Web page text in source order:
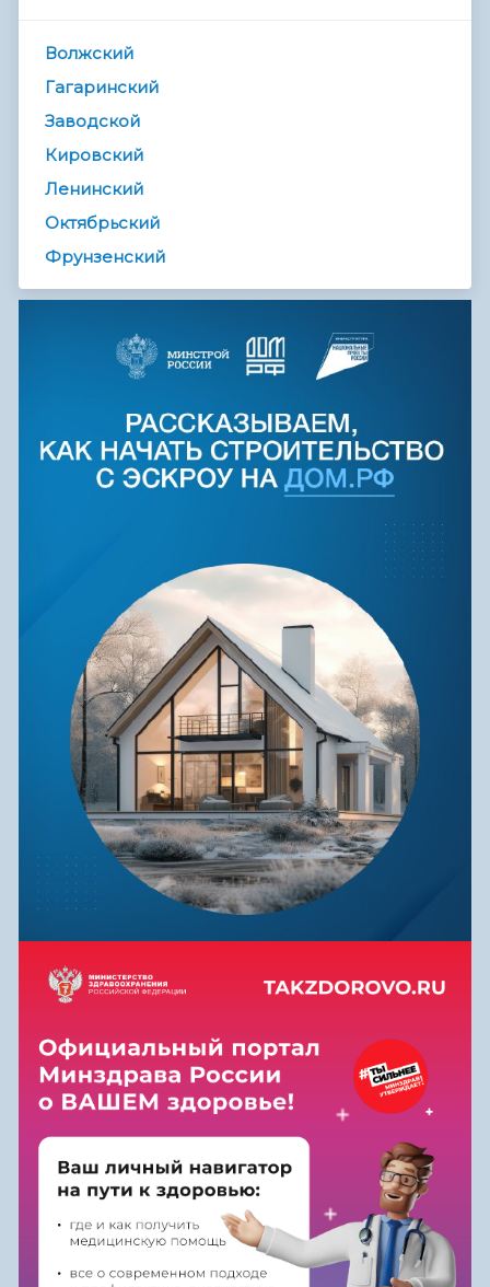
Волжский
Гагаринский
Заводской
Кировский
Ленинский
Октябрьский
Фрунзенский